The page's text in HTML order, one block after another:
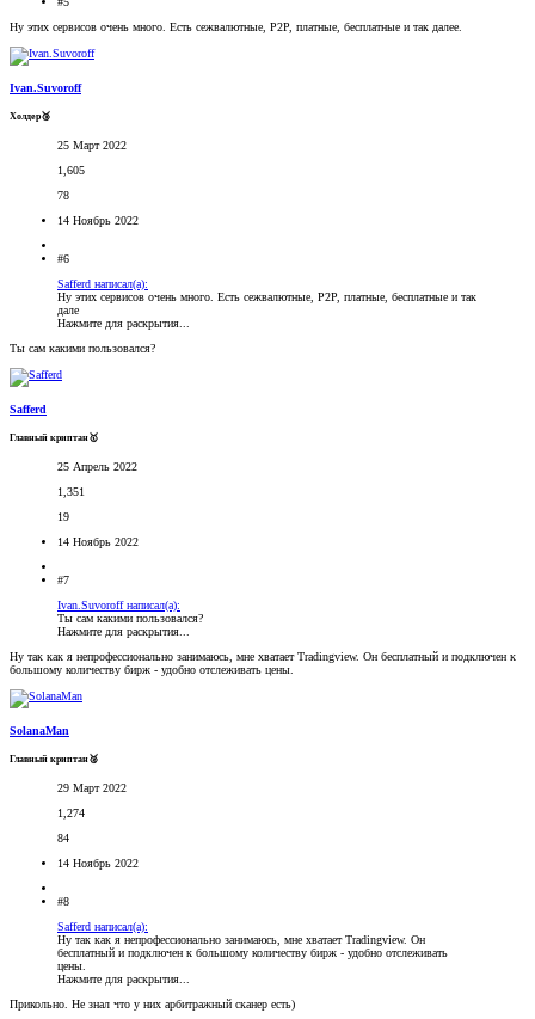
Ну этих сервисов очень много. Есть сежвалютные, P2P, платные, бесплатные и так далее.
Ivan.Suvoroff
Холдер🥉
25 Март 2022
1,605
78
14 Ноябрь 2022
#6
Safferd написал(а):
Ну этих сервисов очень много. Есть сежвалютные, P2P, платные, бесплатные и так
дале
Нажмите для раскрытия...
Ты сам какими пользовался?
Safferd
Главный криптан🥇
25 Апрель 2022
1,351
19
14 Ноябрь 2022
#7
Ivan.Suvoroff написал(а):
Ты сам какими пользовался?
Нажмите для раскрытия...
Ну так как я непрофессионально занимаюсь, мне хватает Tradingview. Он бесплатный и подключен к
большому количеству бирж - удобно отслеживать цены.
SolanaMan
Главный криптан🥈
29 Март 2022
1,274
84
14 Ноябрь 2022
#8
Safferd написал(а):
Ну так как я непрофессионально занимаюсь, мне хватает Tradingview. Он
бесплатный и подключен к большому количеству бирж - удобно отслеживать
цены.
Нажмите для раскрытия...
Прикольно. Не знал что у них арбитражный сканер есть)